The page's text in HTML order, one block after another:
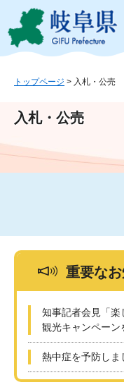
ジ
ュ
文
トップページ > 入札・公売
入札・公売
重要な
知事記者会見「楽
観光キャンペーン
熱中症を予防しま